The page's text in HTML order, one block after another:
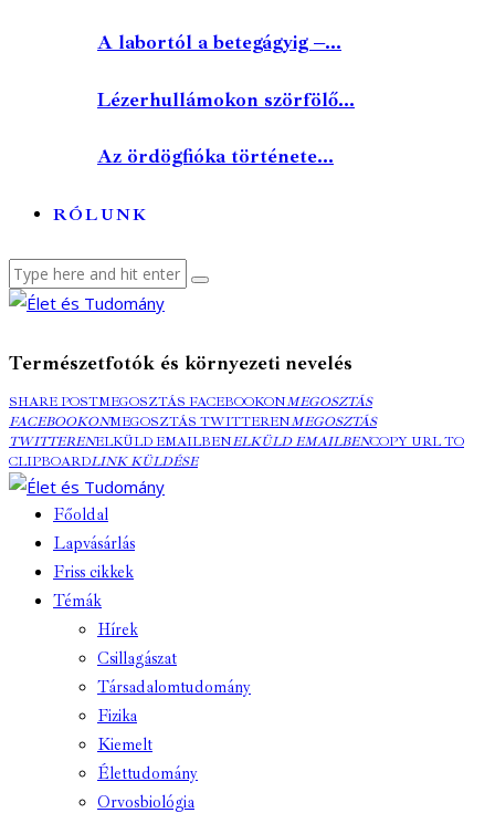
A labortól a betegágyig –...
Lézerhullámokon szörfölő...
Az ördögfióka története...
RÓLUNK
Természetfotók és környezeti nevelés
SHARE POSTMEGOSZTÁS FACEBOOKONMEGOSZTÁS
FACEBOOKONMEGOSZTÁS TWITTERENMEGOSZTÁS
TWITTERENELKÜLD EMAILBENELKÜLD EMAILBENCOPY URL TO
CLIPBOARDLINK KÜLDÉSE
Főoldal
Lapvásárlás
Friss cikkek
Témák
Hírek
Csillagászat
Társadalomtudomány
Fizika
Kiemelt
Élettudomány
Orvosbiológia